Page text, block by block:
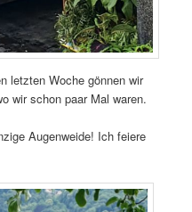
letzten Woche gönnen wir
wir schon paar Mal waren.
Augenweide! Ich feiere